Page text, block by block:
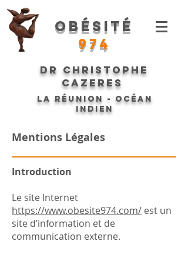
Obésité
974
Dr Christophe
CAZERES
La Réunion - Océan
Indien
Mentions Légales
Introduction
Le site Internet
https://www.obesite974.com/ est un
site d’information et de
communication externe.